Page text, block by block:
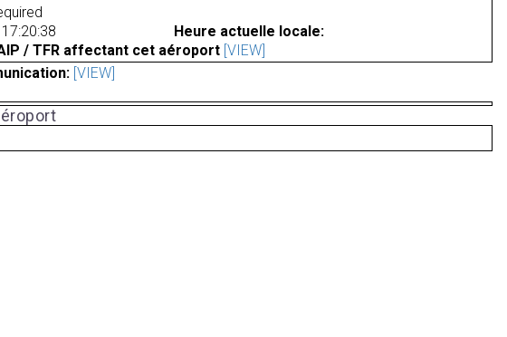
17:20:38
Heure actuelle locale:
/ TFR affectant cet aéroport [VIEW]
[VIEW]